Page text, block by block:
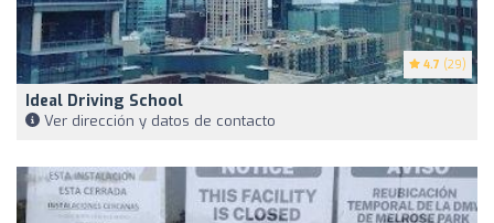
4.7 (29)
Ideal Driving School
Ver dirección y datos de contacto